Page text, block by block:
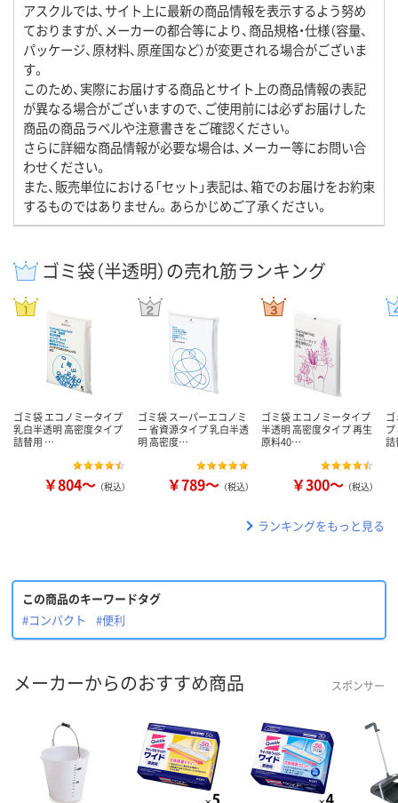
アスクルでは、サイト上に最新の商品情報を表示するよう努め
ておりますが、メーカーの都合等により、商品規格・仕様（容量、
パッケージ、原材料、原産国など）が変更される場合がございま
す。
このため、実際にお届けする商品とサイト上の商品情報の表記
が異なる場合がございますので、ご使用前には必ずお届けした
商品の商品ラベルや注意書きをご確認ください。
さらに詳細な商品情報が必要な場合は、メーカー等にお問い合
わせください。
また、販売単位における「セット」表記は、箱でのお届けをお約束
するものではありません。あらかじめご了承ください。
ゴミ袋（半透明）の売れ筋ランキング
ゴミ袋 エコノミータイプ
乳白半透明 高密度タイプ
詰替用 …
￥804～ （税込）
ゴミ袋 スーパーエコノミ
ー 省資源タイプ 乳白半透
明 高密度…
￥789～ （税込）
ゴミ袋 エコノミータイプ
半透明 高密度タイプ 再生
原料40…
￥300～ （税込）
ランキングをもっと見る
この商品のキーワードタグ
#コンパクト
#便利
メーカーからのおすすめ商品 スポンサー